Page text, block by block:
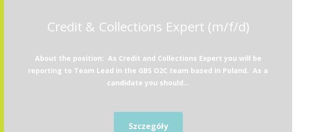
Credit & Collections Expert (m/f/d)
About the position: As Credit and Collections Expert you will be
reporting to Team Lead in the GBS O2C team based in Poland. As a
candidate you should...
Szczegóły